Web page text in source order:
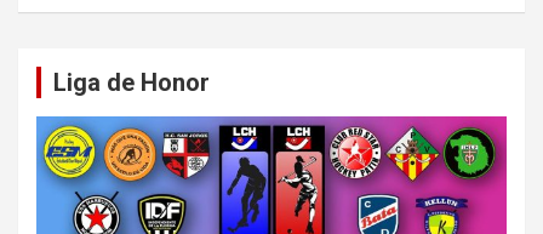
Liga de Honor